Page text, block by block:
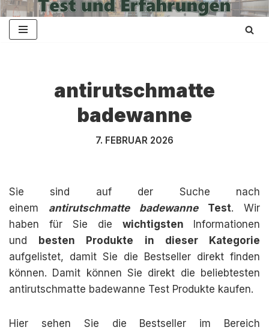
Zum
antirutschmatte
badewanne
7. FEBRUAR 2026
Sie sind auf der Suche nach
einem antirutschmatte badewanne Test. Wir
haben für Sie die wichtigsten
Informationen
und
besten Produkte in dieser Kategorie
aufgelistet, damit Sie die Bestseller direkt finden
können. Damit können Sie direkt die beliebtesten
antirutschmatte badewanne Test Produkte kaufen.
Hier sehen Sie die Bestseller im Bereich